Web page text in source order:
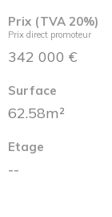
Prix (TVA 20%)
Prix direct promoteur
342 000 €
Surface
62.58m²
Etage
--